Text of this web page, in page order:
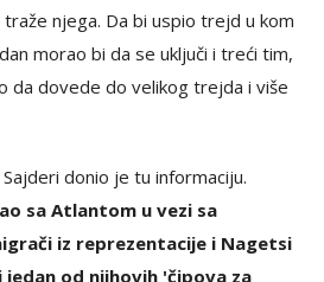
njega. Da bi uspio trejd u kom
morao bi da se uključi i treći tim,
da dovede do velikog trejda i više
donio je tu informaciju.
sa Atlantom u vezi sa
iz reprezentacije i Nagetsi
od njihovih 'čipova za